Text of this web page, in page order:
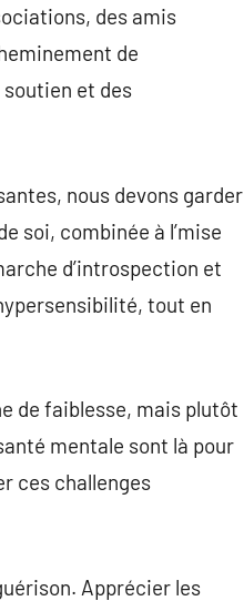
des amis
de
soutien et des
nous devons garder
soi, combinée à l’mise
d’introspection et
tout en
de faiblesse, mais plutôt
mentale sont là pour
ces challenges
Apprécier les